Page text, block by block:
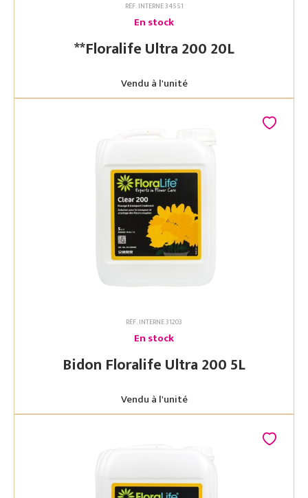
RÉF. INTERNE 34551
En stock
**Floralife Ultra 200 20L
Vendu à l'unité
RÉF. INTERNE 31203
En stock
Bidon Floralife Ultra 200 5L
Vendu à l'unité